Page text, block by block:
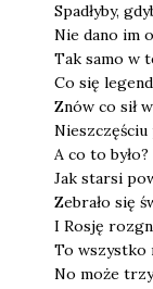
Spa­dły­by,
Nie dano im
Tak samo w
Co się
Znów co sił
Nie­szczę­ściu
A co to było?
Jak star­si
Zebra­ło się
I Rosję
To wszyst­ko
No może